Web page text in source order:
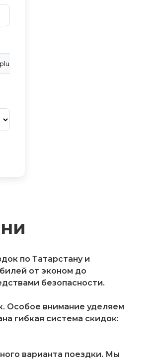
(28 ₽/км)
по Татарстану и
от эконом до
безопасности.
Особое внимание уделяем
гибкая система скидок:
варианта поездки. Мы